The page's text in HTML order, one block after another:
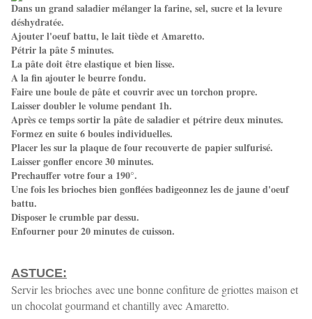
Dans un grand saladier mélanger la farine, sel, sucre et la levure
déshydratée.
Ajouter l'oeuf battu, le lait tiède et Amaretto.
Pétrir la pâte 5 minutes.
La pâte doit être elastique et bien lisse.
A la fin ajouter le beurre fondu.
Faire une boule de pâte et couvrir avec un torchon propre.
Laisser doubler le volume pendant 1h.
Après ce temps sortir la pâte de saladier et pétrire deux minutes.
Formez en suite 6 boules individuelles.
Placer les sur la plaque de four recouverte de papier sulfurisé.
Laisser gonfler encore 30 minutes.
Prechauffer votre four a 190°.
Une fois les brioches bien gonflées badigeonnez les de jaune d'oeuf
battu.
Disposer le crumble par dessu.
Enfourner pour 20 minutes de cuisson.
ASTUCE:
Servir les brioches avec une bonne confiture de griottes maison et
un chocolat gourmand et chantilly avec Amaretto.